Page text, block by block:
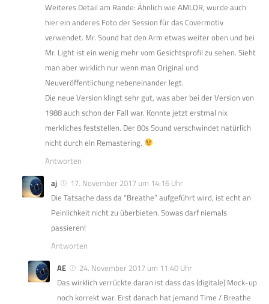
Weiteres Detail am Rande: Ähnlich wie AMLOR, wurde auch
hier ein anderes Foto der Session für das Covermotiv
verwendet. Mr. Sound hat den Arm etwas weiter oben und bei
Mr. Light ist ein wenig mehr vom Gesichtsprofil zu sehen. Sieht
man aber wirklich nur wenn man Original und
Neuveröffentlichung nebeneinander legt.
Die neue Version klingt sehr gut, was aber bei der Version von
1988 auch schon der Fall war. Konnte jetzt erstmal nix
merkliches feststellen. Der 80s Sound verschwindet natürlich
nicht durch ein Remastering.
Antworten
aj
17. November 2017 um 14:16 Uhr
Die Tatsache dass da “Breathe” aufgeführt wird, ist echt an
Peinlichkeit nicht zu überbieten. Sowas darf niemals
passieren!
Antworten
AE
24. November 2017 um 11:40 Uhr
Das wirklich verrückte daran ist dass das (digitale) Mock-up
noch korrekt war. Erst danach hat jemand Time / Breathe